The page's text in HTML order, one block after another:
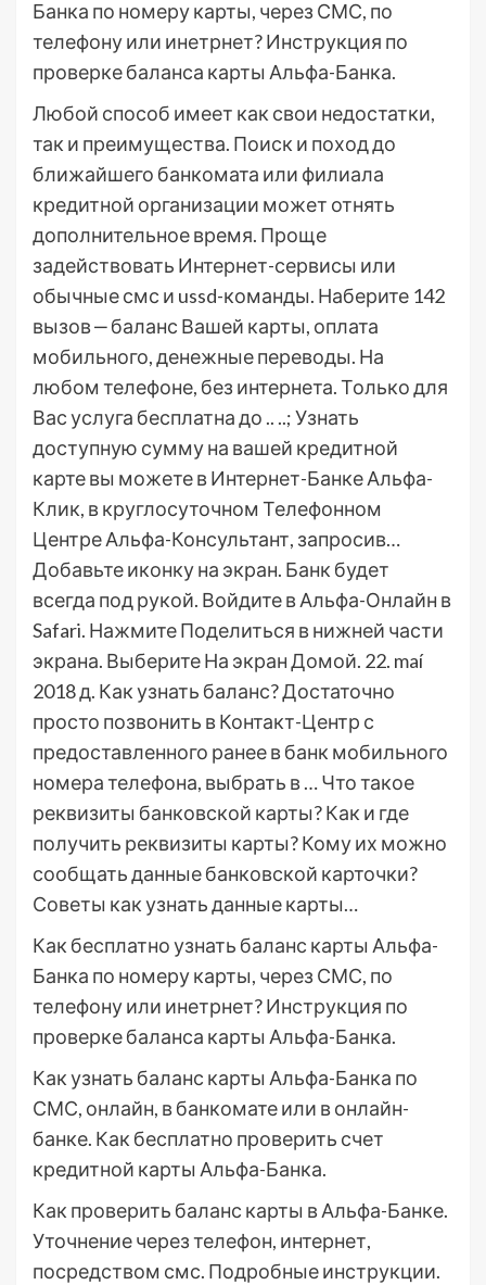
Банка по номеру карты, через СМС, по
телефону или инетрнет? Инструкция по
проверке баланса карты Альфа-Банка.
Любой способ имеет как свои недостатки,
так и преимущества. Поиск и поход до
ближайшего банкомата или филиала
кредитной организации может отнять
дополнительное время. Проще
задействовать Интернет-сервисы или
обычные смс и ussd-команды. Наберите 142
вызов ‒ баланс Вашей карты, оплата
мобильного, денежные переводы. На
любом телефоне, без интернета. Только для
Вас услуга бесплатна до .. ..; Узнать
доступную сумму на вашей кредитной
карте вы можете в Интернет-Банке Альфа-
Клик, в круглосуточном Телефонном
Центре Альфа-Консультант, запросив…
Добавьте иконку на экран. Банк будет
всегда под рукой. Войдите в Альфа-Онлайн в
Safari. Нажмите Поделиться в нижней части
экрана. Выберите На экран Домой. 22. maí
2018 д. Как узнать баланс? Достаточно
просто позвонить в Контакт-Центр с
предоставленного ранее в банк мобильного
номера телефона, выбрать в … Что такое
реквизиты банковской карты? Как и где
получить реквизиты карты? Кому их можно
сообщать данные банковской карточки?
Советы как узнать данные карты…
Как бесплатно узнать баланс карты Альфа-
Банка по номеру карты, через СМС, по
телефону или инетрнет? Инструкция по
проверке баланса карты Альфа-Банка.
Как узнать баланс карты Альфа-Банка по
СМС, онлайн, в банкомате или в онлайн-
банке. Как бесплатно проверить счет
кредитной карты Альфа-Банка.
Как проверить баланс карты в Альфа-Банке.
Уточнение через телефон, интернет,
посредством смс. Подробные инструкции.